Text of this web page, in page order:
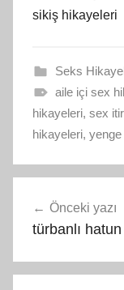
sikiş hikayeleri
Seks
aile içi sex
hikayeleri, sex
hikayeleri,
gezinmesi
Önceki yazı
türbanlı hatun